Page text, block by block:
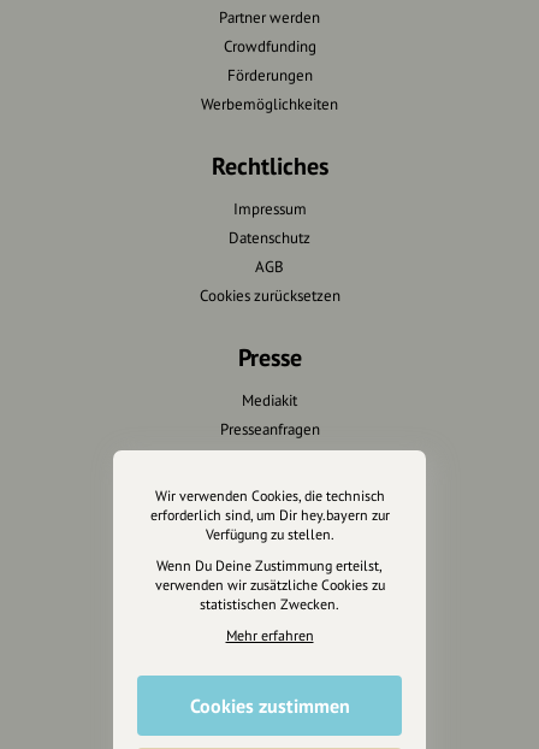
Partner werden
Crowdfunding
Förderungen
Werbemöglichkeiten
Rechtliches
Impressum
Datenschutz
AGB
Cookies zurücksetzen
Presse
Mediakit
Presseanfragen
Wir unterstützen Euch
Fotografie & mehr
Marketing
Anakin Design
Wir verwenden Cookies, die technisch
erforderlich sind, um Dir hey.bayern zur
Verfügung zu stellen.
Wenn Du Deine Zustimmung erteilst,
verwenden wir zusätzliche Cookies zu
statistischen Zwecken.
Mehr erfahren
Cookies zustimmen